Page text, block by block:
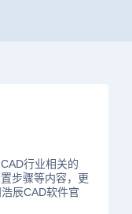
行业相关的
步骤等内容，更
辰CAD软件官